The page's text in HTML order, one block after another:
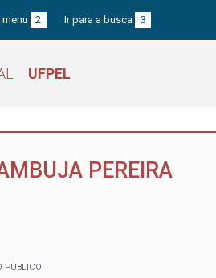
menu 2 Ir para a busca 3
UFPEL
PEREIRA
PÚBLICO